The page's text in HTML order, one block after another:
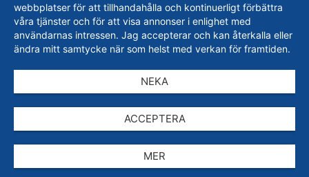
webbplatser för att tillhandahålla och kontinuerligt förbättra
våra tjänster och för att visa annonser i enlighet med
användarnas intressen. Jag accepterar och kan återkalla eller
ändra mitt samtycke när som helst med verkan för framtiden.
NEKA
ACCEPTERA
MER